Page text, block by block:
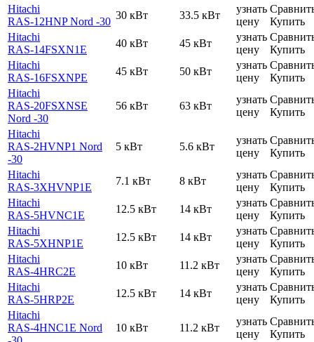
Hitachi
RAS-12HNP Nord -30
30 кВт 33.5 кВт
узнать
цену
Купить
Hitachi
RAS-14FSXN1E
40 кВт 45 кВт
узнать
цену
Купить
Hitachi
RAS-16FSXNPE
45 кВт 50 кВт
узнать
цену
Купить
Hitachi
RAS-20FSXNSE
Nord -30
56 кВт 63 кВт
узнать
цену
Купить
Hitachi
RAS-2HVNP1 Nord
-30
5 кВт 5.6 кВт
узнать
цену
Купить
Hitachi
RAS-3XHVNP1E
7.1 кВт 8 кВт
узнать
цену
Купить
Hitachi
RAS-5HVNC1E
12.5 кВт 14 кВт
узнать
цену
Купить
Hitachi
RAS-5XHNP1E
12.5 кВт 14 кВт
узнать
цену
Купить
Hitachi
RAS-4HRC2E
10 кВт 11.2 кВт
узнать
цену
Купить
Hitachi
RAS-5HRP2E
12.5 кВт 14 кВт
узнать
цену
Купить
Hitachi
RAS-4HNC1E Nord
10 кВт 11.2 кВт
узнать
цену
Купить